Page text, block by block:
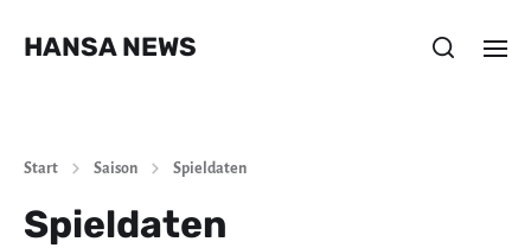
HANSA NEWS
Start Saison Spieldaten
Spieldaten